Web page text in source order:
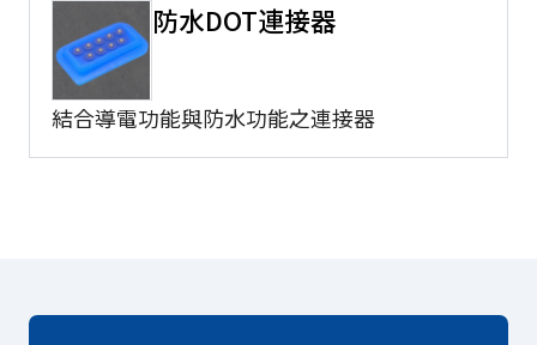
防水DOT連接器
結合導電功能與防水功能之連接器